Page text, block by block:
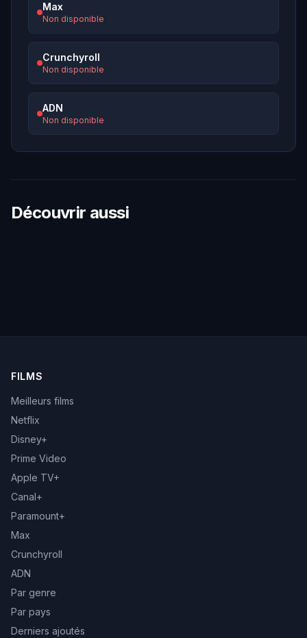
Max
Non disponible
Crunchyroll
Non disponible
ADN
Non disponible
Découvrir aussi
FILMS
Meilleurs films
Netflix
Disney+
Prime Video
Apple TV+
Canal+
Paramount+
Max
Crunchyroll
ADN
Par genre
Par pays
Derniers ajoutés